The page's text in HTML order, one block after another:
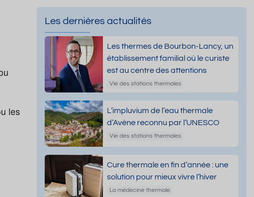
les
Les dernières actualités
Les thermes de Bourbon-Lancy, un
établissement familial où le curiste
est au centre des attentions
Vie des stations thermales
L’impluvium de l’eau thermale
d’Avène reconnu par l’UNESCO
Vie des stations thermales
Cure thermale en fin d’année : une
solution pour mieux vivre l’hiver
La médecine thermale